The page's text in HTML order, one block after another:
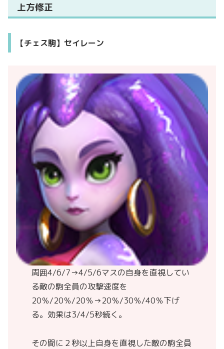
上方修正
【チェス駒】セイレーン
周囲4/6/7→4/5/6マスの自身を直視してい
る敵の駒全員の攻撃速度を
20％/20％/20％→20％/30％/40％下げ
る。効果は3/4/5秒続く。
その間に２秒以上自身を直視した敵の駒全員